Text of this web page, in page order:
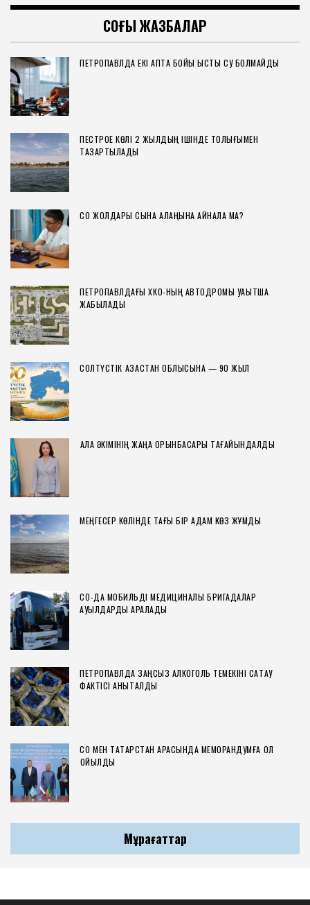
СОҢҒЫ ЖАЗБАЛАР
ПЕТРОПАВЛДА ЕКІ АПТА БОЙЫ ЫСТЫҚ СУ БОЛМАЙДЫ
ПЕСТРОЕ КӨЛІ 2 ЖЫЛДЫҢ ІШІНДЕ ТОЛЫҒЫМЕН
ТАЗАРТЫЛАДЫ
СҚО ЖОЛДАРЫ СЫНАҚ АЛАҢЫНА АЙНАЛА МА?
ПЕТРОПАВЛДАҒЫ ХҚКО-НЫҢ АВТОДРОМЫ УАҚЫТША
ЖАБЫЛАДЫ
СОЛТҮСТІК ҚАЗАҚСТАН ОБЛЫСЫНА — 90 ЖЫЛ
ҚАЛА ӘКІМІНІҢ ЖАҢА ОРЫНБАСАРЫ ТАҒАЙЫНДАЛДЫ
МЕҢГЕСЕР КӨЛІНДЕ ТАҒЫ БІР АДАМ КӨЗ ЖҰМДЫ
СҚО-ДА МОБИЛЬДІ МЕДИЦИНАЛЫҚ БРИГАДАЛАР
АУЫЛДАРДЫ АРАЛАДЫ
ПЕТРОПАВЛДА ЗАҢСЫЗ АЛКОГОЛЬ ТЕМЕКІНІ САҚТАУ
ФАКТІСІ АНЫҚТАЛДЫ
СҚО МЕН ТАТАРСТАН АРАСЫНДА МЕМОРАНДУМҒА ҚОЛ
ҚОЙЫЛДЫ
Мұрағаттар